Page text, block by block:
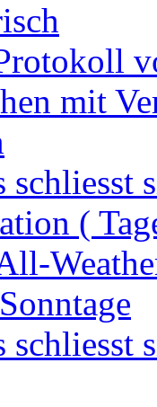
mit
schliesst
(
schliesst